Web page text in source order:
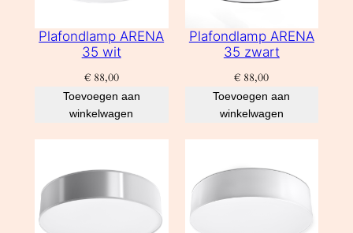
Plafondlamp ARENA
35 wit
€88,00
Toevoegen aan
winkelwagen
Plafondlamp ARENA
35 zwart
€ 88,00
Toevoegen aan
winkelwagen